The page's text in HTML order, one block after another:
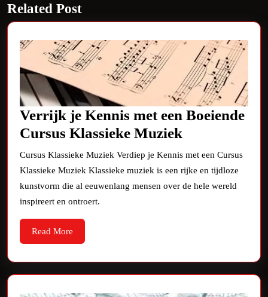
post:
Related Post
Verrijk je Kennis met een Boeiende
Cursus Klassieke Muziek
je
Kennis
met
Klassieke
Muziek
Cursus Klassieke Muziek Verdiep je Kennis met een Cursus
Klassieke Muziek Klassieke muziek is een rijke en tijdloze
kunstvorm die al eeuwenlang mensen over de hele wereld
inspireert en ontroert.
Read More
More